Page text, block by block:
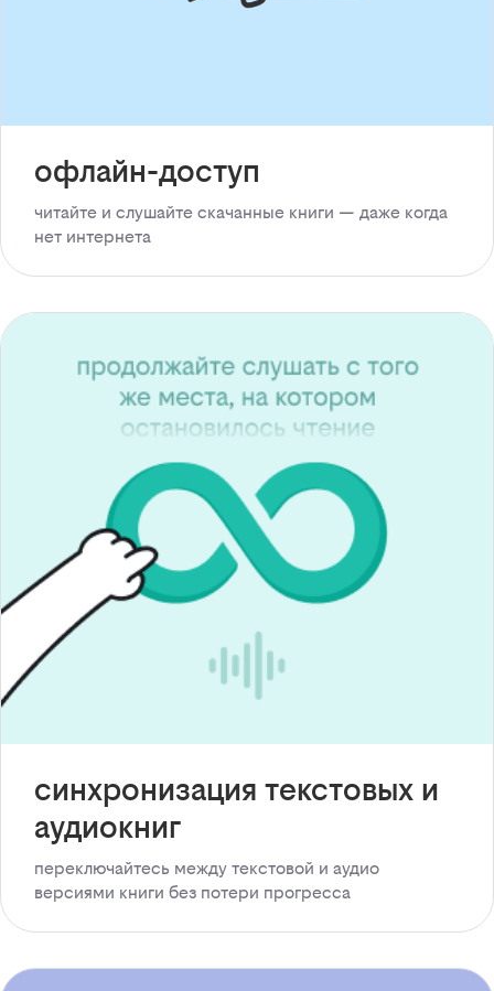
офлайн-доступ
читайте и слушайте скачанные книги — даже когда
нет интернета
синхронизация текстовых и
аудиокниг
переключайтесь между текстовой и аудио
версиями книги без потери прогресса